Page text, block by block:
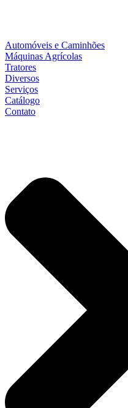
Automóveis e Caminhões
Máquinas Agrícolas
Tratores
Diversos
Serviços
Catálogo
Contato